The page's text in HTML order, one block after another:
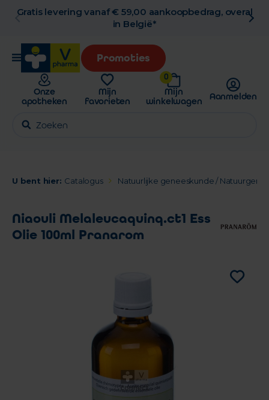
Gratis levering vanaf € 59,00 aankoopbedrag, overal
in België*
Promoties
Onze
apotheken
Mijn
favorieten
0
Mijn
winkelwagen
Aanmelden
U bent hier: Catalogus Natuurlijke geneeskunde /
Niaouli Melaleucaquinq.ct1 Ess
Olie 100ml Pranarom